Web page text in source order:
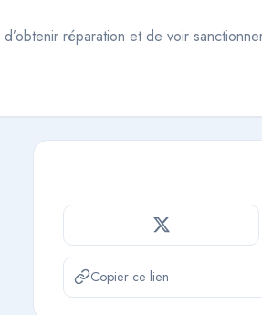
réparation et de voir
Copier ce lien